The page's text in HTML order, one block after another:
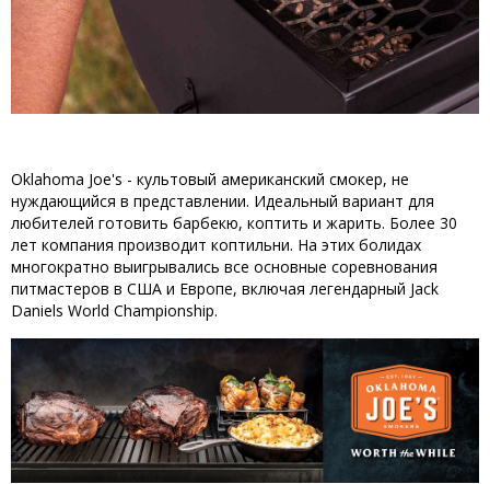
Oklahoma Joe's - культовый американский смокер, не
нуждающийся в представлении. Идеальный вариант для
любителей готовить барбекю, коптить и жарить. Более 30
лет компания производит коптильни. На этих болидах
многократно выигрывались все основные соревнования
питмастеров в США и Европе, включая легендарный Jack
Daniels World Championship.